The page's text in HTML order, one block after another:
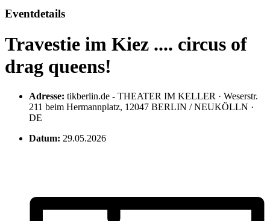
Eventdetails
Travestie im Kiez .... circus of
drag queens!
Adresse: tikberlin.de - THEATER IM KELLER · Weserstr.
211 beim Hermannplatz, 12047 BERLIN / NEUKÖLLN ·
DE
Datum: 29.05.2026